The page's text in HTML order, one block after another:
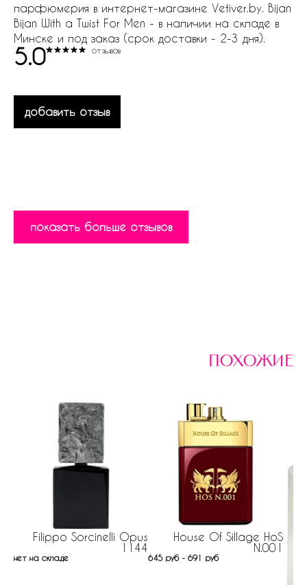
парфюмерия в интернет-магазине Vetiver.by. Bijan
Bijan With a Twist For Men - в наличии на складе в
Минске и под заказ (срок доставки - 2-3 дня).
5.0 отзывов
добавить отзыв
показать больше отзывов
похожие
Filippo Sorcinelli Opus
1144
нет на складе
House Of Sillage HoS
N.001
645 руб - 691 руб